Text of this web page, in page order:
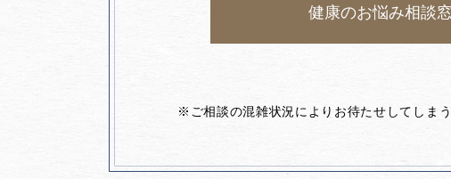
健康のお悩み相談
※ご相談の混雑状況によりお待たせしてしま